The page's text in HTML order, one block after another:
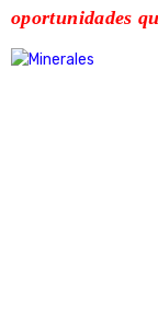
oportunidades